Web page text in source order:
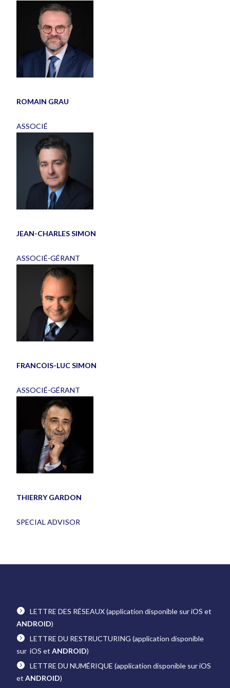
ROMAIN GRAU
ASSOCIÉ
JEAN-CHARLES SIMON
ASSOCIÉ-GÉRANT
FRANCOIS-LUC SIMON
ASSOCIÉ-GÉRANT
THIERRY GARDON
SPECIAL ADVISOR
LETTRE DES RÉSEAUX(application disponible sur iOS et
ANDROID)
LETTRE DU RESTRUCTURING (application disponible
sur iOS etANDROID)
LETTRE DU NUMÉRIQUE (application disponible sur iOS
etANDROID)